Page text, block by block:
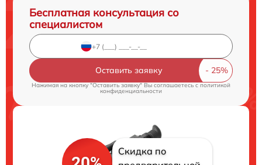
Бесплатная консультация со
специалистом
Оставить заявку
Нажимая на кнопку "Оставить заявку" Вы соглашаетесь c политикой
конфиденциальности
Скидка по